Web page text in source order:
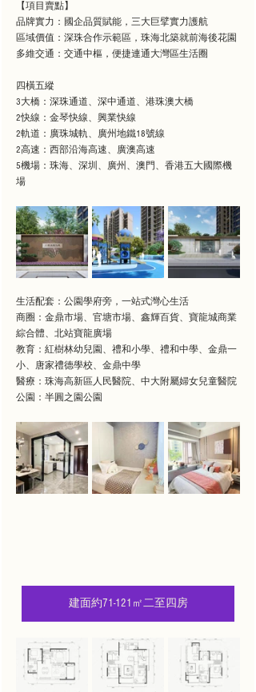
【項目賣點】
品牌實力：國企品質賦能，三大巨擘實力護航
區域價值：深珠合作示範區，珠海北築就前海後花園
多維交通：交通中樞，便捷連通大灣區生活圈
四橫五縱
3大橋：深珠通道、深中通道、港珠澳大橋
2快線：金琴快線、興業快線
2軌道：廣珠城軌、廣州地鐵18號線
2高速：西部沿海高速、廣澳高速
5機場：珠海、深圳、廣州、澳門、香港五大國際機
場
生活配套：公園學府旁，一站式灣心生活
商圈：金鼎市場、官塘市場、鑫輝百貨、寶龍城商業
綜合體、北站寶龍廣場
教育：紅樹林幼兒園、禮和小學、禮和中學、金鼎一
小、唐家禮德學校、金鼎中學
醫療：珠海高新區人民醫院、中大附屬婦女兒童醫院
公園：半圓之園公園
建面約71-121㎡二至四房